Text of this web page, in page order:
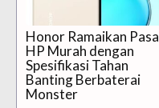
Honor Ramaikan
HP Murah dengan
Spesifikasi Tahan
Banting Berbaterai
Monster